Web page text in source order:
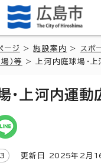
ージ >施設案内 > スポ
）等
> 上河内庭球場・
・上河内運動
更新日 2025年2月